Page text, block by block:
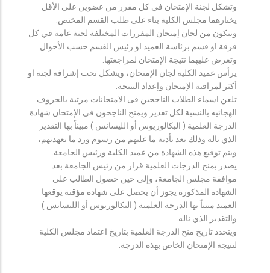
وتشكل لجنة الإمتحان في كل مقرر من عضوين على الأقل
يختارهما مجلس الكلية بناء على طلب القسم المختص.
وتتكون من لجان إمتحان المقررات المختلفة لجنة عامة في كل
فرقة او قسم برئاسة العميد او رئيس القسم حسب الأحوال
وتعرض عليهما نتيجة الإمتحان لمراجعتها.
يرأس عميد الكلية لجان الإمتحان، ويشكل تحت إشرافه لجنة او
أكثر لمراقبة الإمتحان وإعداد النتيجة.
تلعن اسماء الطلاب الناجحين فى الامتحانات مرتبة بالحروف
الهجائيه بالنسبة لكل تقدير ويمنح الناجحون في الإمتحان شهادة
الدرجة العلمية ( البكالوريوس أو الليسانس ) مبيناً بها التقدير
الذي ناله وذلك بعد تأدية ما عليهم من رسوم ورد ما بعهدتهم،
ويتم توقيع هذه الشهادة من عميد الكلية ورئيس الجامعة.
يصدر بمنح الدرجات العلمية قرار من رئيس الجامعة بعد
موافقة مجلس الجامعة، وإلى حين حصول الطالب على
الشهادة المذكورة يجوز أن يحصل على شهادة مؤقتة يوقعها
العميد مبيناً بها الدرجة العلمية ( البكالوريوس أو الليسانس )
والتقدير الذي ناله.
ويتحدد تاريخ منح الدرجة العلمية بتاريخ اعتماد مجلس الكلية
لنتيجة الإمتحان الخاص بهذه الدرجة.